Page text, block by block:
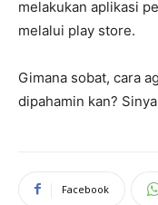
melakukan aplikasi
melalui play store.
Gimana sobat, cara
dipahamin kan?
Facebook